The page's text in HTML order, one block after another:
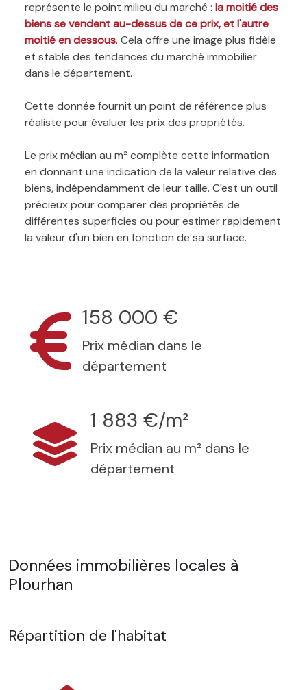
représente le point milieu du marché : la moitié des
biens se vendent au-dessus de ce prix, et l'autre
moitié en dessous. Cela offre une image plus fidèle
et stable des tendances du marché immobilier
dans le département.
Cette donnée fournit un point de référence plus
réaliste pour évaluer les prix des propriétés.
Le prix médian au m² complète cette information
en donnant une indication de la valeur relative des
biens, indépendamment de leur taille. C'est un outil
précieux pour comparer des propriétés de
différentes superficies ou pour estimer rapidement
la valeur d'un bien en fonction de sa surface.
158 000 €
Prix médian dans le
département
1 883 €/m²
Prix médian au m² dans le
département
Données immobilières locales à
Plourhan
Répartition de l'habitat